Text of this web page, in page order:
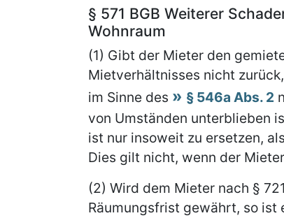
§ 571 BGB Weiterer
Wohnraum
(1) Gibt der Mieter den
Mietverhältnisses nicht
im Sinne des
§ 546a Abs. 2
von Umständen unterblieben
ist nur insoweit zu ersetzen,
Dies gilt nicht, wenn der
(2) Wird dem Mieter nach §
Räumungsfrist gewährt, so ist